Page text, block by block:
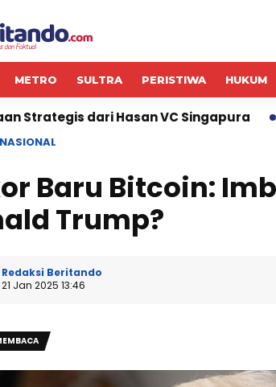
METRO SULTRA PERISTIWA HUKUM
VC Singapura CARA GADAI
NASIONAL
Baru Bitcoin:
Trump?
Redaksi Beritando
21 Jan 2025 13:46